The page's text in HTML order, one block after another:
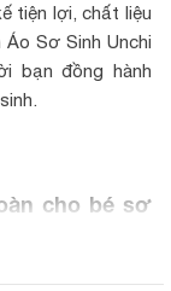
tiện lợi, chất liệu
Sơ Sinh Unchi
bạn đồng hành
cho bé sơ